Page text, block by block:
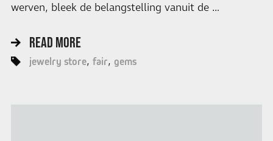
werven, bleek de belangstelling vanuit de …
READ MORE
jewelry store fair gems